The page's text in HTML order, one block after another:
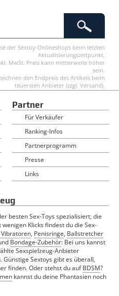
der Sextoy-Onlineshops beim letzten
Aktualisierungszeitpunkt,
MwSt. Preis kann mittlerweile höher
sein.
den Endpreis des Artikels beim
teuersten Anbieter (zzgl. Versand).
Partner
Für Verkäufer
Ranking-Infos
Partnerprogramm
Presse
Links
besten Sex-Toys spezialisiert, die
Klicks findest du die Sex-
, Penisringe, Ballstretcher
Bondage-Zubehör: Bei uns kannst
Sexspielzeug-Anbieter
Sextoys gibt es überall,
finden. Oder stehst du aufBDSM?
kannst du deine Phantasien noch